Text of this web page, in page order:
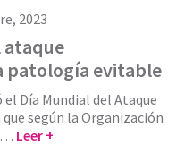
2023
ataque
patología evitable
Día Mundial del Ataque
según la Organización
… Leer +